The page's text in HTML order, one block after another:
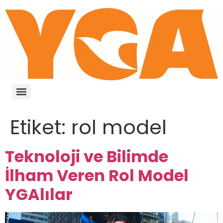
Etiket: rol model
Teknoloji ve Bilimde
İlham Veren Rol Model
YGAlılar